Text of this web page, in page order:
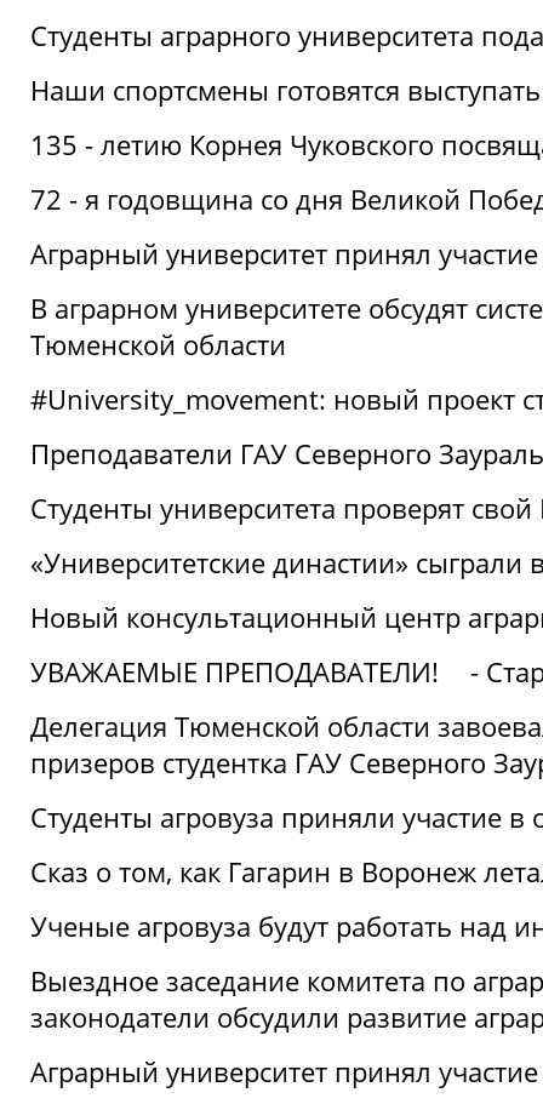
Студенты аграрного университета
Наши спортсмены готовятся
135 - летию Корнея Чуковского
72 - я годовщина со дня Великой
Аграрный университет принял
В аграрном университете обсудят
Тюменской области
#University_movement: новый проект
Преподаватели ГАУ Северного
Студенты университета проверят свой
«Университетские династии»
Новый консультационный центр
УВАЖАЕМЫЕ ПРЕПОДАВАТЕЛИ!
-
Делегация Тюменской области
призеров студентка ГАУ Северного
Студенты агровуза приняли участие в
Сказ о том, как Гагарин в Воронеж
Ученые агровуза будут работать над
Выездное заседание комитета по
законодатели обсудили развитие
Аграрный университет принял